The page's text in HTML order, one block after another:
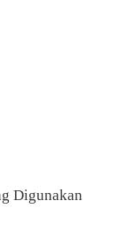
Digunakan